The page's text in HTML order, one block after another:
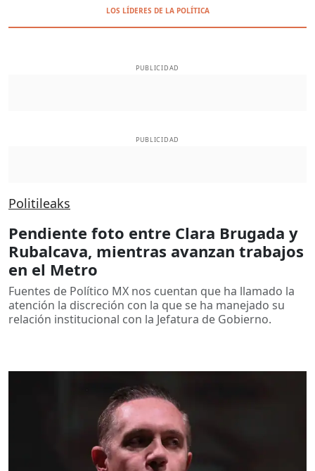
LOS LÍDERES DE LA POLÍTICA
PUBLICIDAD
PUBLICIDAD
Politileaks
Pendiente foto entre Clara Brugada y
Rubalcava, mientras avanzan trabajos
en el Metro
Fuentes de Político MX nos cuentan que ha llamado la
atención la discreción con la que se ha manejado su
relación institucional con la Jefatura de Gobierno.